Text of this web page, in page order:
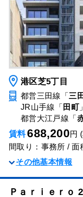
港区芝5丁目
都営三田線「 三田
JR山手線「 田町
都営大江戸線「
賃料688,200円
間取り：事務所 / 面
その他基本情報
Ｐａｒｉｅｒｏ